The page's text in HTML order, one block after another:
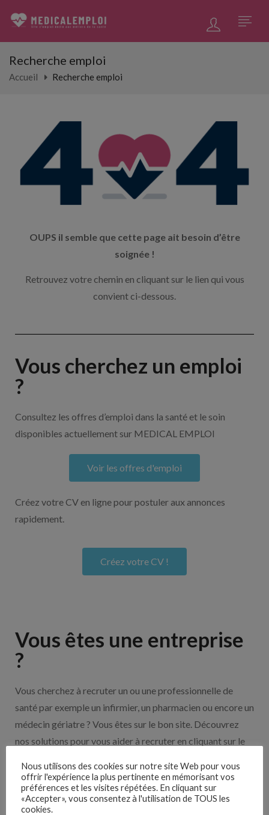
Recherche emploi
Accueil Recherche emploi
OUPS il semble que cette page ait besoin d’être
soignée !
Retrouvez votre chemin en cliquant sur le lien qui vous
convient ci-dessous.
Vous cherchez un emploi
?
Consultez les offres d’emploi dans la santé et le soin
disponibles actuellement sur MEDICAL EMPLOI
Voir les offres d'emploi
Créez votre CV en ligne pour postuler aux annonces
rapidement.
Créez votre CV !
Vous êtes une entreprise
?
Vous cherchez à recruter un ou une professionnelle de
santé par exemple un infirmier, un pharmacien ou encore un
médecin gériatre ? Vous êtes sur le bon site. Découvrez
nos solutions pour vous aider à recruter en cliquant sur le
Nos solutions entreprises
Nous utilisons des cookies sur notre site Web pour vous
offrir l'expérience la plus pertinente en mémorisant vos
préférences et les visites répétées. En cliquant sur
«Accepter», vous consentez à l'utilisation de TOUS les
cookies.